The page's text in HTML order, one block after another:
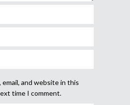
email, and website in this
time I comment.